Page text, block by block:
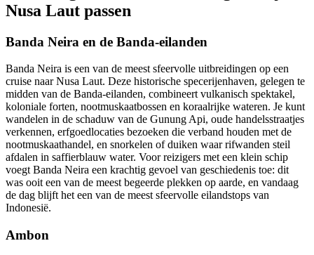
Nusa Laut passen
Banda Neira en de Banda-eilanden
Banda Neira is een van de meest sfeervolle uitbreidingen op een
cruise naar Nusa Laut. Deze historische specerijenhaven, gelegen te
midden van de Banda-eilanden, combineert vulkanisch spektakel,
koloniale forten, nootmuskaatbossen en koraalrijke wateren. Je kunt
wandelen in de schaduw van de Gunung Api, oude handelsstraatjes
verkennen, erfgoedlocaties bezoeken die verband houden met de
nootmuskaathandel, en snorkelen of duiken waar rifwanden steil
afdalen in saffierblauw water. Voor reizigers met een klein schip
voegt Banda Neira een krachtig gevoel van geschiedenis toe: dit
was ooit een van de meest begeerde plekken op aarde, en vandaag
de dag blijft het een van de meest sfeervolle eilandstops van
Indonesië.
Ambon